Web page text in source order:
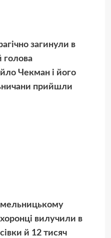
загинули в
голова
Чекман і його
прийшли
вилучили в
й 12 тисяч